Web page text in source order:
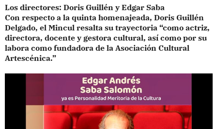
Los directores: Doris Guillén y Edgar Saba
Con respecto a la quinta homenajeada, Doris Guillén
Delgado, el Mincul resalta su trayectoria “como actriz,
directora, docente y gestora cultural, así como por su
labora como fundadora de la Asociación Cultural
Artescénica.”